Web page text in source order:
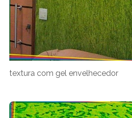
textura com gel envelhecedor